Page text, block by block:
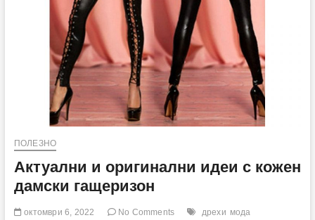
ПОЛЕЗНО
Актуални и оригинални идеи с кожен
дамски гащеризон
октомври 6, 2022 No Comments дрехи мода